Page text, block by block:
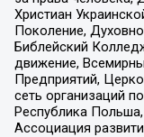
Христиан
Поколение,
Библейский
движение,
Предприятий,
сеть организаций
Республика
Ассоциация